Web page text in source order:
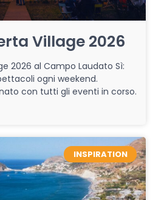
Village 2026
2026 al Campo Laudato Sì:
ogni weekend.
con tutti gli eventi in corso.
INSPIRATION